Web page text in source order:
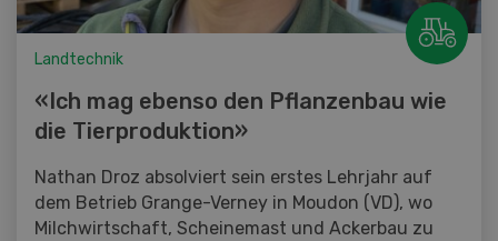
Landtechnik
«Ich mag ebenso den Pflanzenbau wie
die Tierproduktion»
Nathan Droz absolviert sein erstes Lehrjahr auf
dem Betrieb Grange-Verney in Moudon (VD), wo
Milchwirtschaft, Scheinemast und Ackerbau zu